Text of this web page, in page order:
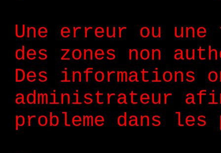
Une erreur ou
des zones non
Des informations
administrateur
probleme dans